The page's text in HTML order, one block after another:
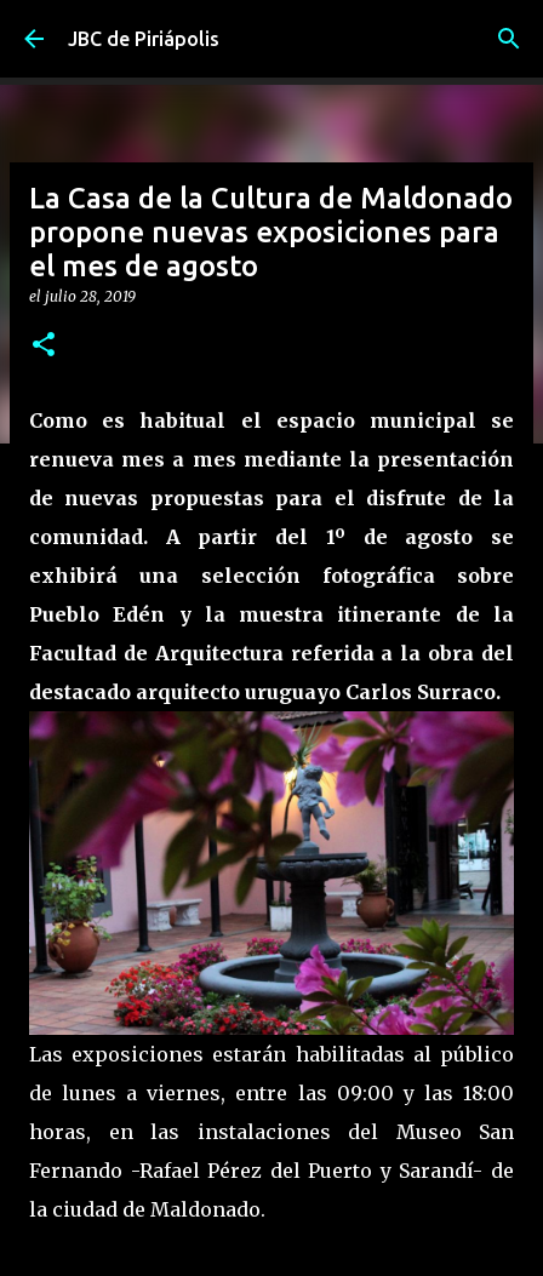
Ir al contenido principal
JBC de Piriápolis
La Casa de la Cultura de Maldonado
propone nuevas exposiciones para
el mes de agosto
el julio 28, 2019
Como es habitual el espacio municipal se
renueva mes a mes mediante la presentación
de nuevas propuestas para el disfrute de la
comunidad. A partir del 1º de agosto se
exhibirá una selección fotográfica sobre
Pueblo Edén y la muestra itinerante de la
Facultad de Arquitectura referida a la obra del
destacado arquitecto uruguayo Carlos Surraco.
Las exposiciones estarán habilitadas al público
de lunes a viernes, entre las 09:00 y las 18:00
horas, en las instalaciones del Museo San
Fernando -Rafael Pérez del Puerto y Sarandí- de
la ciudad de Maldonado.